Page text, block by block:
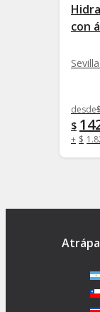
con
desde
$
+ $